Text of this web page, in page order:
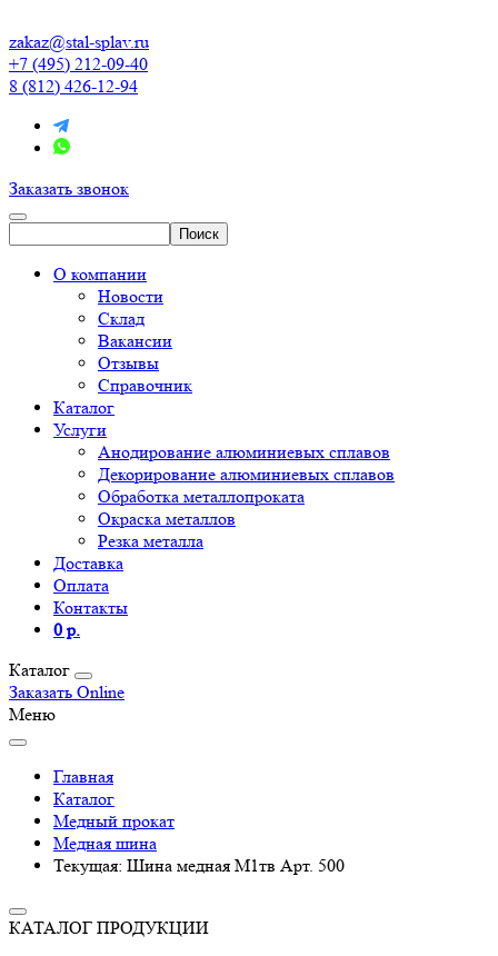
zakaz@stal-splav.ru
+7 (495) 212-09-40
8 (812) 426-12-94
Заказать звонок
О компании
Новости
Склад
Вакансии
Отзывы
Справочник
Каталог
Услуги
Анодирование алюминиевых сплавов
Декорирование алюминиевых сплавов
Обработка металлопроката
Окраска металлов
Резка металла
Доставка
Оплата
Контакты
0 р.
Каталог
Заказать Online
Меню
Главная
Каталог
Медный прокат
Медная шина
Текущая: Шина медная М1тв Арт. 500
КАТАЛОГ ПРОДУКЦИИ